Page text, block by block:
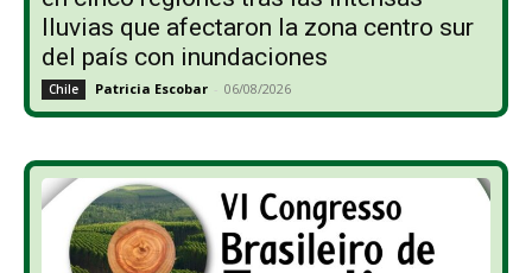
lluvias que afectaron la zona centro sur
del país con inundaciones
Chile Patricia Escobar - 06/08/2026